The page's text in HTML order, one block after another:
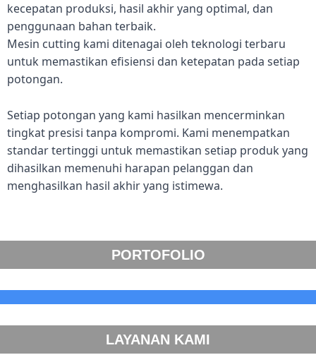
kecepatan produksi, hasil akhir yang optimal, dan
penggunaan bahan terbaik.
Mesin cutting kami ditenagai oleh teknologi terbaru
untuk memastikan efisiensi dan ketepatan pada setiap
potongan.
Setiap potongan yang kami hasilkan mencerminkan
tingkat presisi tanpa kompromi. Kami menempatkan
standar tertinggi untuk memastikan setiap produk yang
dihasilkan memenuhi harapan pelanggan dan
menghasilkan hasil akhir yang istimewa.
PORTOFOLIO
LAYANAN KAMI